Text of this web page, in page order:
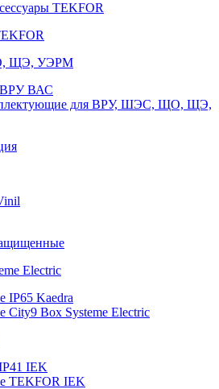
TEKFOR
ЩЭ, УЭРМ
ВРУ ВАС
для ВРУ, ШЭС, ЩО, ЩЭ,
Electric
IP65 Kaedra
City9 Box Systeme Electric
IEK
TEKFOR IEK